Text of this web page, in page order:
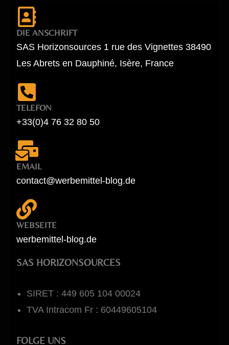
DIE ANSCHRIFT
SAS Horizonsources 1 rue des Vignettes 38490
Les Abrets en Dauphiné, Isère, France
TELEFON
+33(0)4 76 32 80 50
EMAIL
contact@werbemittel-blog.de
WEBSEITE
werbemittel-blog.de
SAS HORIZONSOURCES
SIRET : 449 605 104 00024
TVA Intracom Fr : 60449605104
FOLGE UNS